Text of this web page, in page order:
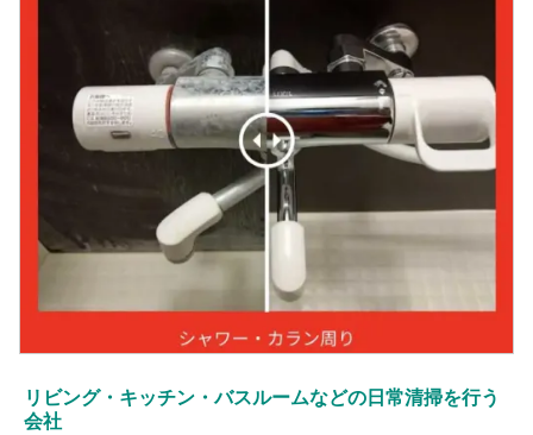
リビング・キッチン・バスルームなどの日常清掃を行う
会社